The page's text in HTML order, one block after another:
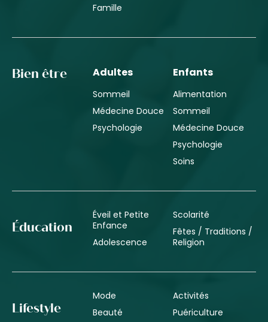
Famille
Bien être Adultes
Sommeil
Médecine Douce
Psychologie
Enfants
Alimentation
Sommeil
Médecine Douce
Psychologie
Soins
Éducation
Éveil et Petite
Enfance
Adolescence
Scolarité
Fêtes / Traditions /
Religion
Lifestyle
Mode
Beauté
Activités
Puériculture